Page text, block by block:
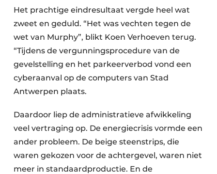
Het prachtige eindresultaat vergde heel wat
zweet en geduld. “Het was vechten tegen de
wet van Murphy”, blikt Koen Verhoeven terug.
“Tijdens de vergunningsprocedure van de
gevelstelling en het parkeerverbod vond een
cyberaanval op de computers van Stad
Antwerpen plaats.
Daardoor liep de administratieve afwikkeling
veel vertraging op. De energiecrisis vormde een
ander probleem. De beige steenstrips, die
waren gekozen voor de achtergevel, waren niet
meer in standaardproductie. En de